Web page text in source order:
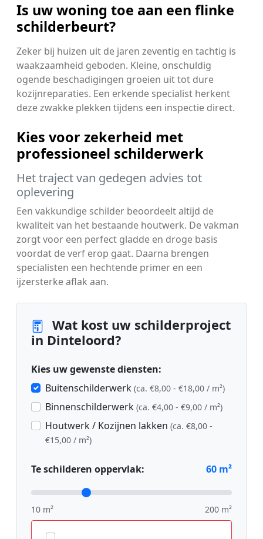
Is uw woning toe aan een flinke
schilderbeurt?
Zeker bij huizen uit de jaren zeventig en tachtig is
waakzaamheid geboden. Kleine, onschuldig
ogende beschadigingen groeien uit tot dure
kozijnreparaties. Een erkende specialist herkent
deze zwakke plekken tijdens een inspectie direct.
Kies voor zekerheid met
professioneel schilderwerk
Het traject van gedegen advies tot
oplevering
Een vakkundige schilder beoordeelt altijd de
kwaliteit van het bestaande houtwerk. De vakman
zorgt voor een perfect gladde en droge basis
voordat de verf erop gaat. Daarna brengen
specialisten een hechtende primer en een
ijzersterke aflak aan.
Wat kost uw schilderproject
in Dinteloord?
Kies uw gewenste diensten:
Buitenschilderwerk (ca. €8,00 - €18,00 / m²)
Binnenschilderwerk (ca. €4,00 - €9,00 / m²)
Houtwerk / Kozijnen lakken (ca. €8,00 -
€15,00 / m²)
Te schilderen oppervlak: 60 m²
10 m² 200 m²